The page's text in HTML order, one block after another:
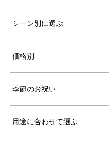
シーン別に選ぶ
価格別
季節のお祝い
用途に合わせて選ぶ